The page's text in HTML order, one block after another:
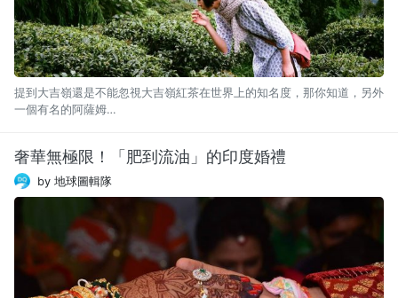
提到大吉嶺還是不能忽視大吉嶺紅茶在世界上的知名度，那你知道，另外
一個有名的阿薩姆…
奢華無極限！「肥到流油」的印度婚禮
by 地球圖輯隊